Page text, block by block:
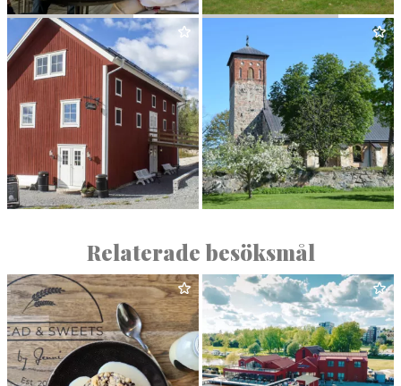
STAD­SKÄL­LAREN HÖGSJÖ WÄRD­HUS
Relaterade besöksmål